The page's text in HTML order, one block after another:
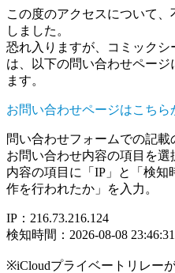
この度のアクセスについて
しました。
恐れ入りますが、コミック
は、以下の問い合わせペー
ます。
お問い合わせページはこちら
問い合わせフォームでの記載
お問い合わせ内容の項目を
内容の項目に「IP」と「検
作を行われたか」を入力。
IP：216.73.216.124
検知時間：2026-08-08 23:46:31
※iCloudプライベートリレー